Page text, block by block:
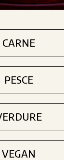
CARNE
PESCE
VEGAN